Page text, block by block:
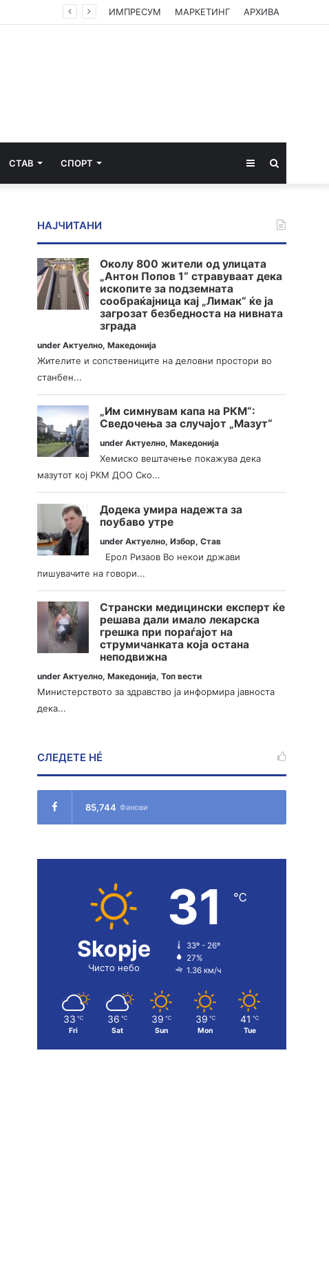
ИМПРЕСУМ МАРКЕТИНГ АРХИВА
СТАВ СПОРТ Sidebar
НАЈЧИТАНИ
Околу 800 жители од улицата
„Антон Попов 1“ стравуваат дека
ископите за подземната
сообраќајница кај „Лимак“ ќе ја
загрозат безбедноста на нивната
зграда
underАктуелно,Македонија
Жителите и сопствениците на деловни простори во
станбен...
„Им симнувам капа на РКМ“:
Сведочења за случајот „Мазут“
underАктуелно,Македонија
Хемиско вештачење покажува дека
мазутот кој РКМ ДОО Ско...
Додека умира надежта за
поубаво утре
underАктуелно,Избор,Став
Ерол Ризаов Во некои држави
пишувачите на говори...
Странски медицински експерт ќе
решава дали имало лекарска
грешка при пораѓајот на
струмичанката која остана
неподвижна
underАктуелно,Македонија,Топ вести
Министерството за здравство ја информира јавноста
дека...
СЛЕДЕТЕ НÉ
85,744 Фанови
Skopje
Чисто небо
31 ℃
33º - 26º
27%
1.36 км/ч
33 ℃
Fri
36 ℃
Sat
39 ℃
Sun
39 ℃
Mon
41 ℃
Tue